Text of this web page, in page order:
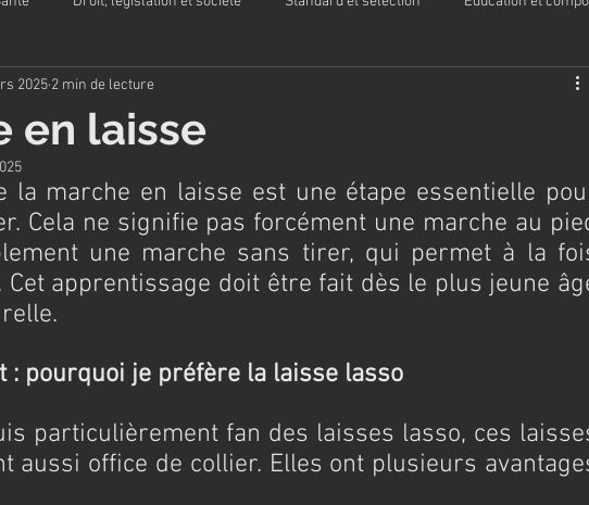
en laisse
2025 2 min de lecture
la marche en laisse est une étape essentielle
Cela ne signifie pas forcément une marche au
une marche sans tirer, qui permet à la
apprentissage doit être fait dès le plus jeune
: pourquoi je préfère la laisse lasso
particulièrement fan des laisses lasso, ces
aussi office de collier. Elles ont plusieurs